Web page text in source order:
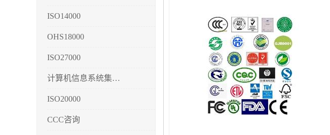
ISO14000
OHS18000
ISO27000
计算机信息系统集成3/4/5
ISO20000
CCC咨询